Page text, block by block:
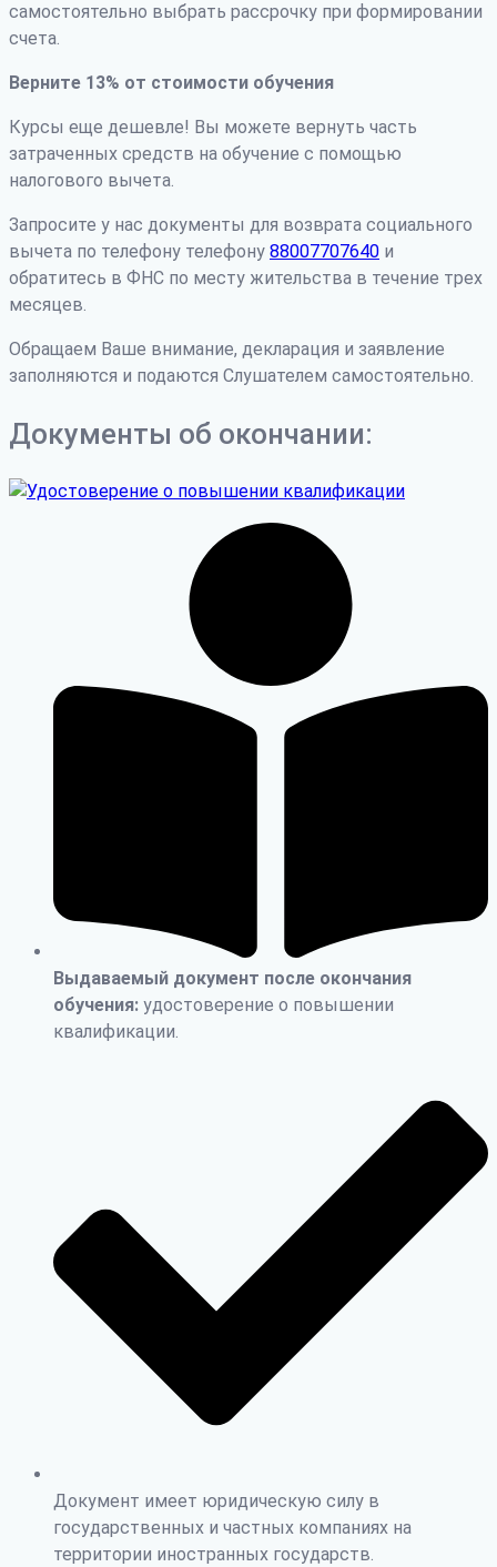
самостоятельно выбрать рассрочку при формировании
счета.
Верните 13% от стоимости обучения
Курсы еще дешевле! Вы можете вернуть часть
затраченных средств на обучение с помощью
налогового вычета.
Запросите у нас документы для возврата социального
вычета по телефону телефону 88007707640 и
обратитесь в ФНС по месту жительства в течение трех
месяцев.
Обращаем Ваше внимание, декларация и заявление
заполняются и подаются Слушателем самостоятельно.
Документы об окончании:
Выдаваемый документ после окончания
обучения: удостоверение о повышении
квалификации.
Документ имеет юридическую силу в
государственных и частных компаниях на
территории иностранных государств.